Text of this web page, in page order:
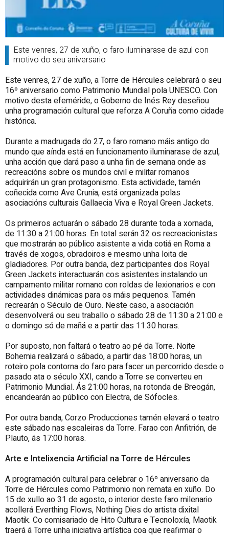
Este venres, 27 de xuño, o faro iluminarase de azul con
motivo do seu aniversario
Este venres, 27 de xuño, a Torre de Hércules celebrará o seu
16º aniversario como Patrimonio Mundial pola UNESCO. Con
motivo desta efeméride, o Goberno de Inés Rey deseñou
unha programación cultural que reforza A Coruña como cidade
histórica.
Durante a madrugada do 27, o faro romano máis antigo do
mundo que aínda está en funcionamento iluminarase de azul,
unha acción que dará paso a unha fin de semana onde as
recreacións sobre os mundos civil e militar romanos
adquirirán un gran protagonismo. Esta actividade, tamén
coñecida como Ave Crunia, está organizada polas
asociacións culturais Gallaecia Viva e Royal Green Jackets.
Os primeiros actuarán o sábado 28 durante toda a xornada,
de 11:30 a 21:00 horas. En total serán 32 os recreacionistas
que mostrarán ao público asistente a vida cotiá en Roma a
través de xogos, obradoiros e mesmo unha loita de
gladiadores. Por outra banda, dez participantes dos Royal
Green Jackets interactuarán cos asistentes instalando un
campamento militar romano con roldas de lexionarios e con
actividades dinámicas para os máis pequenos. Tamén
recrearán o Século de Ouro. Neste caso, a asociación
desenvolverá ou seu traballo o sábado 28 de 11:30 a 21:00 e
o domingo só de mañá e a partir das 11:30 horas.
Por suposto, non faltará o teatro ao pé da Torre. Noite
Bohemia realizará o sábado, a partir das 18:00 horas, un
roteiro pola contorna do faro para facer un percorrido desde o
pasado ata o século XXI, cando a Torre se converteu en
Patrimonio Mundial. Ás 21:00 horas, na rotonda de Breogán,
encandearán ao público con Electra, de Sófocles.
Por outra banda, Corzo Producciones tamén elevará o teatro
este sábado nas escaleiras da Torre. Farao con Anfitrión, de
Plauto, ás 17:00 horas.
Arte e Intelixencia Artificial na Torre de Hércules
A programación cultural para celebrar o 16º aniversario da
Torre de Hércules como Patrimonio non remata en xuño. Do
15 de xullo ao 31 de agosto, o interior deste faro milenario
acollerá Everthing Flows, Nothing Dies do artista dixital
Maotik. Co comisariado de Hito Cultura e Tecnoloxía, Maotik
traerá á Torre unha iniciativa artística coa que reafirmar o